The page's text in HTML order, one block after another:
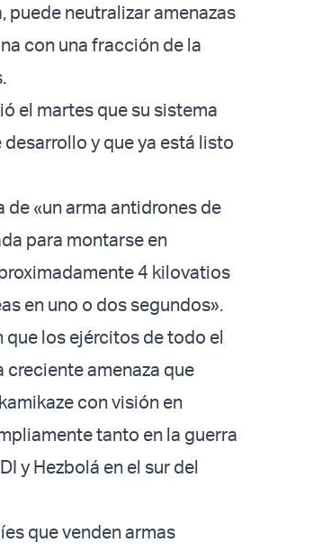
puede neutralizar amenazas
con una fracción de la
el martes que su sistema
y que ya está listo
«un arma antidrones de
para montarse en
4 kilovatios
en uno o dos segundos».
que los ejércitos de todo el
amenaza que
con visión en
tanto en la guerra
y Hezbolá en el sur del
que venden armas